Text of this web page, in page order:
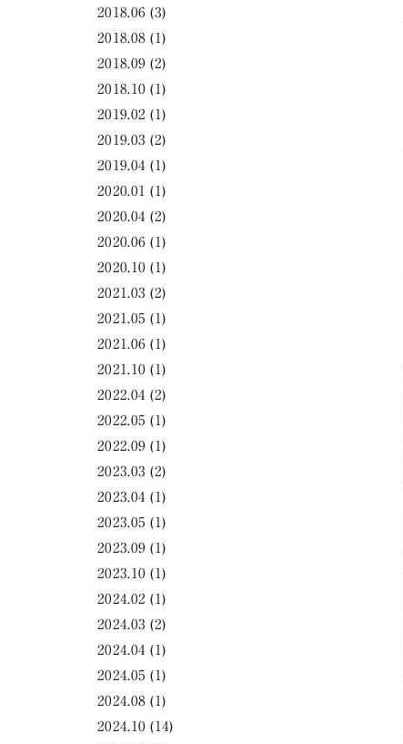
2018.06 (3)
2018.08 (1)
2018.09 (2)
2018.10 (1)
2019.02 (1)
2019.03 (2)
2019.04 (1)
2020.01 (1)
2020.04 (2)
2020.06 (1)
2020.10 (1)
2021.03 (2)
2021.05 (1)
2021.06 (1)
2021.10 (1)
2022.04 (2)
2022.05 (1)
2022.09 (1)
2023.03 (2)
2023.04 (1)
2023.05 (1)
2023.09 (1)
2023.10 (1)
2024.02 (1)
2024.03 (2)
2024.04 (1)
2024.05 (1)
2024.08 (1)
2024.10 (14)